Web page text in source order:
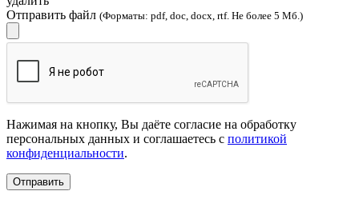
Отправить файл (Форматы: pdf, doc, docx, rtf. Не более 5 Мб.)
Нажимая на кнопку, Вы даёте согласие на обработку
персональных данных и соглашаетесь с политикой
конфиденциальности.
Отправить